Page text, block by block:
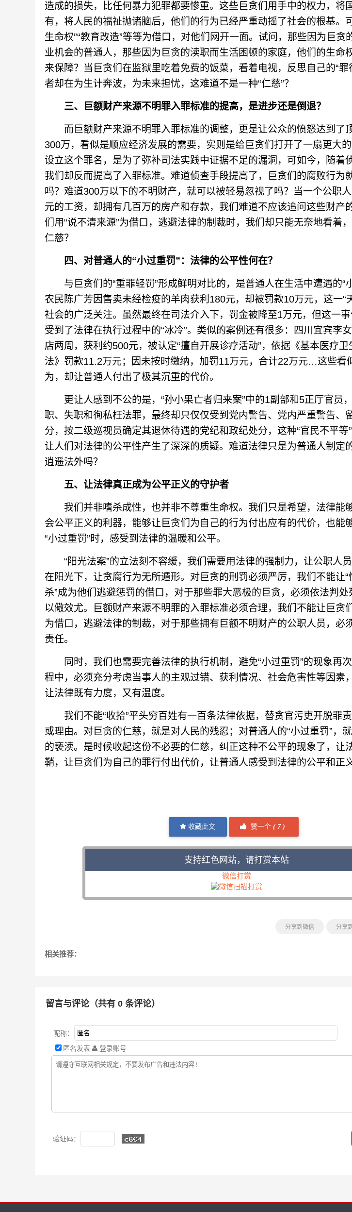
造成的损失，比任何暴力犯罪都要惨重。这些巨贪们用手中的权力，将
有，将人民的福祉抛诸脑后，他们的行为已经严重动摇了社会的根基。
生命权”“教育改造”等等为借口，对他们网开一面。试问，那些因为巨贪
业机会的普通人，那些因为巨贪的渎职而生活困顿的家庭，他们的生命
来保障？当巨贪们在监狱里吃着免费的饭菜，看着电视，反思自己的“罪
者却在为生计奔波，为未来担忧，这难道不是一种“仁慈”？
三、巨额财产来源不明罪入罪标准的提高，是进步还是倒退？
而巨额财产来源不明罪入罪标准的调整，更是让公众的愤怒达到了
300万，看似是顺应经济发展的需要，实则是给巨贪们打开了一扇更大的
设立这个罪名，是为了弥补司法实践中证据不足的漏洞，可如今，随着
我们却反而提高了入罪标准。难道侦查手段提高了，巨贪们的腐败行为
吗？难道300万以下的不明财产，就可以被轻易忽视了吗？当一个公职
元的工资，却拥有几百万的房产和存款，我们难道不应该追问这些财产
们用“说不清来源”为借口，逃避法律的制裁时，我们却只能无奈地看着
仁慈？
四、对普通人的“小过重罚”：法律的公平性何在？
与巨贪们的“重罪轻罚”形成鲜明对比的，是普通人在生活中遭遇的“
农民陈广芳因售卖未经检疫的羊肉获利180元，却被罚款10万元，这一“
社会的广泛关注。虽然最终在司法介入下，罚金被降至1万元，但这一
受到了法律在执行过程中的“冰冷”。类似的案例还有很多：四川宜宾李
店两周，获利约500元，被认定“擅自开展诊疗活动”，依据《基本医疗
法》罚款11.2万元；因未按时缴纳，加罚11万元，合计22万元…这些看
为，却让普通人付出了极其沉重的代价。
更让人感到不公的是，“孙小果亡者归来案”中的1副部和5正厅官员
职、失职和徇私枉法罪，最终却只仅仅受到党内警告、党内严重警告、
分，按二级巡视员确定其退休待遇的党纪和政纪处分，这种“官民不平等”
让人们对法律的公平性产生了深深的质疑。难道法律只是为普通人制定
逍遥法外吗？
五、让法律真正成为公平正义的守护者
我们并非嗜杀成性，也并非不尊重生命权。我们只是希望，法律能
会公平正义的利器，能够让巨贪们为自己的行为付出应有的代价，也能
“小过重罚”时，感受到法律的温暖和公平。
“阳光法案”的立法刻不容缓，我们需要用法律的强制力，让公职人
在阳光下，让贪腐行为无所遁形。对巨贪的刑罚必须严厉，我们不能让“
杀”成为他们逃避惩罚的借口，对于那些罪大恶极的巨贪，必须依法判处
以儆效尤。巨额财产来源不明罪的入罪标准必须合理，我们不能让巨贪
为借口，逃避法律的制裁，对于那些拥有巨额不明财产的公职人员，必
责任。
同时，我们也需要完善法律的执行机制，避免“小过重罚”的现象再
程中，必须充分考虑当事人的主观过错、获利情况、社会危害性等因素
让法律既有力度，又有温度。
我们不能“收拾”平头穷百姓有一百条法律依据，替贪官污吏开脱罪责
或理由。对巨贪的仁慈，就是对人民的残忍；对普通人的“小过重罚”，
的亵渎。是时候收起这份不必要的仁慈，纠正这种不公平的现象了，让
鞘，让巨贪们为自己的罪行付出代价，让普通人感受到法律的公平和正义
收藏此文 赞一个( 7 )
支持红色网站，请打赏本站
微信打赏
分享到微信 分享
相关推荐：
留言与评论（共有 0 条评论）
昵称：
匿名发表
登录账号
验证码：